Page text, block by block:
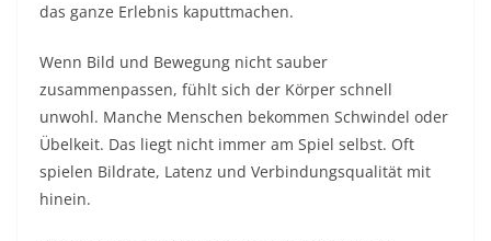
das ganze Erlebnis kaputtmachen.
Wenn Bild und Bewegung nicht sauber
zusammenpassen, fühlt sich der Körper schnell
unwohl. Manche Menschen bekommen Schwindel oder
Übelkeit. Das liegt nicht immer am Spiel selbst. Oft
spielen Bildrate, Latenz und Verbindungsqualität mit
hinein.